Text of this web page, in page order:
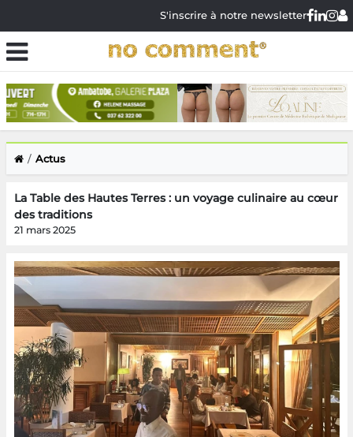
S'inscrire à notre newsletter
Actus
La Table des Hautes Terres : un voyage culinaire au cœur
des traditions
21 mars 2025